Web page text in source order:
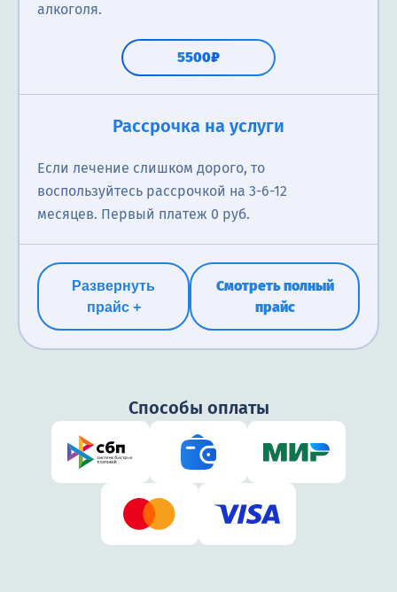
алкоголя.
5500₽
Рассрочка на услуги
Если лечение слишком дорого, то
воспользуйтесь рассрочкой на 3-6-12
месяцев. Первый платеж 0 руб.
Развернуть
прайс +
Смотреть полный
прайс
Способы оплаты